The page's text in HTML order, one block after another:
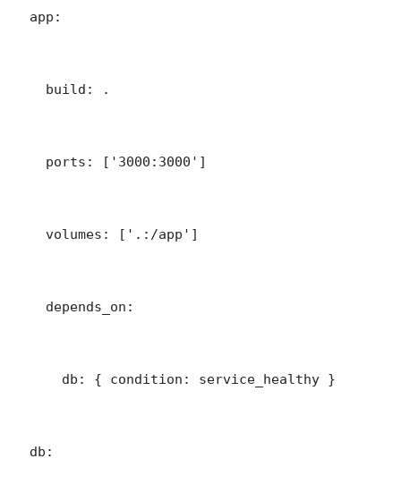
  app:
    build: .
    ports: ['3000:3000']
    volumes: ['.:/app']
    depends_on:
      db: { condition: service_healthy }
  db: